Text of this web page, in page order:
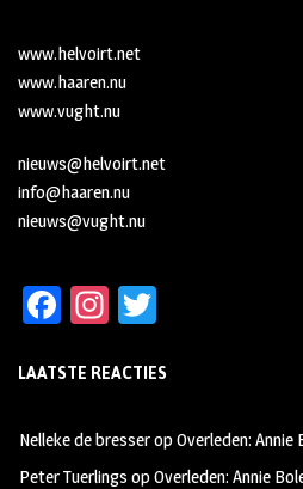
www.helvoirt.net
www.haaren.nu
www.vught.nu
nieuws@helvoirt.net
info@haaren.nu
nieuws@vught.nu
Fa
b
oo
k
In
ag
m
tt
LAATSTE REACTIES
Nelleke de bresseropOverleden: Annie
Peter Tuerlings opOverleden: Annie